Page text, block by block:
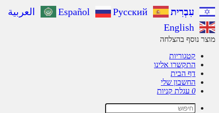
עִבְרִית Español Русский
العربية
English
נוסף בהצלחה
קטגוריות
התקשרו אלינו
דף הבית
החשבון שלי
עגלת קניות